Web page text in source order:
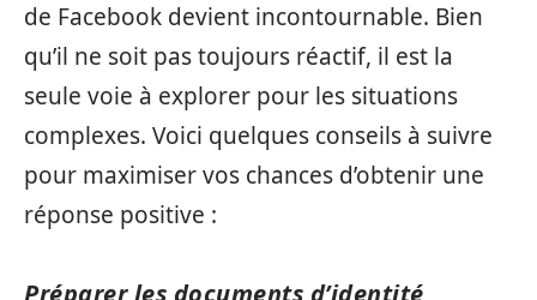
de Facebook devient incontournable. Bien
qu’il ne soit pas toujours réactif, il est la
seule voie à explorer pour les situations
complexes. Voici quelques conseils à suivre
pour maximiser vos chances d’obtenir une
réponse positive :
Préparer les documents d’identité